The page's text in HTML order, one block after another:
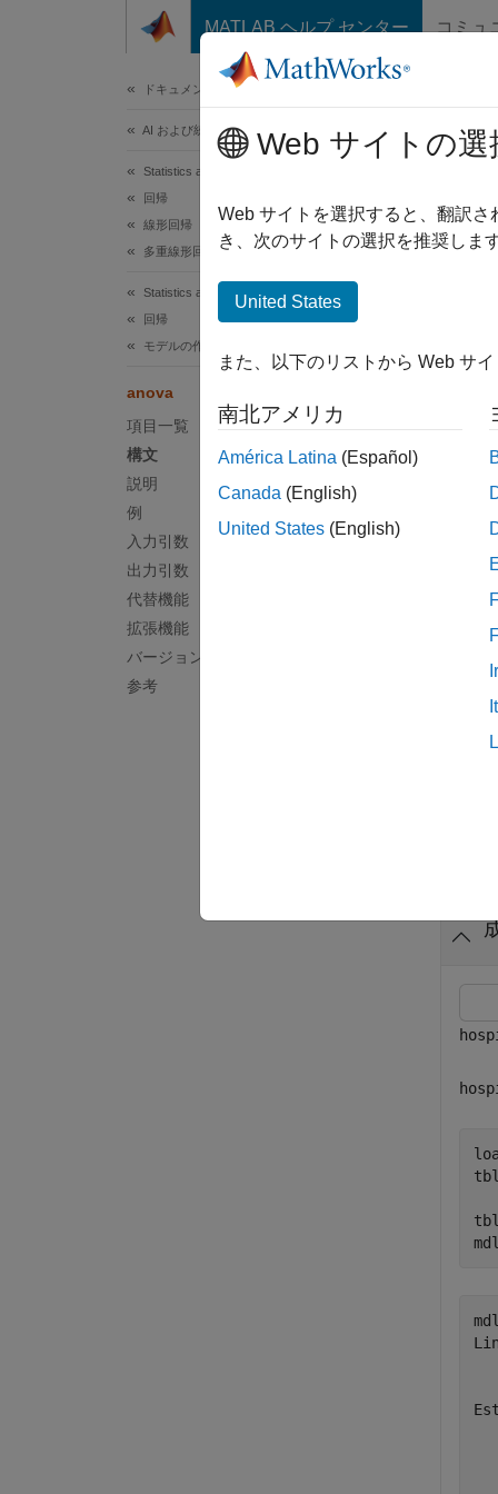
コンテンツへスキップ
MATLAB ヘルプ センター コミュ
ドキュメンテーションのホーム
AI および統計
Statistics and Machine Learning Toolbox
回帰
線形回帰
多重線形回帰
Statistics and Machine Learning Toolbox
回帰
モデルの作成と評価
anova
項目一覧
構文
説明
例
入力引数
出力引数
代替機能
拡張機能
バージョン履歴
参考
線形回
tbl =
説明
=
=
=
Web サイトの選
Web サイトを選択すると、翻訳
き、次のサイトの選択を推奨しま
United States
また、以下のリストから Web サ
南北アメリカ
América Latina (Español)
Canada (English)
United States (English)